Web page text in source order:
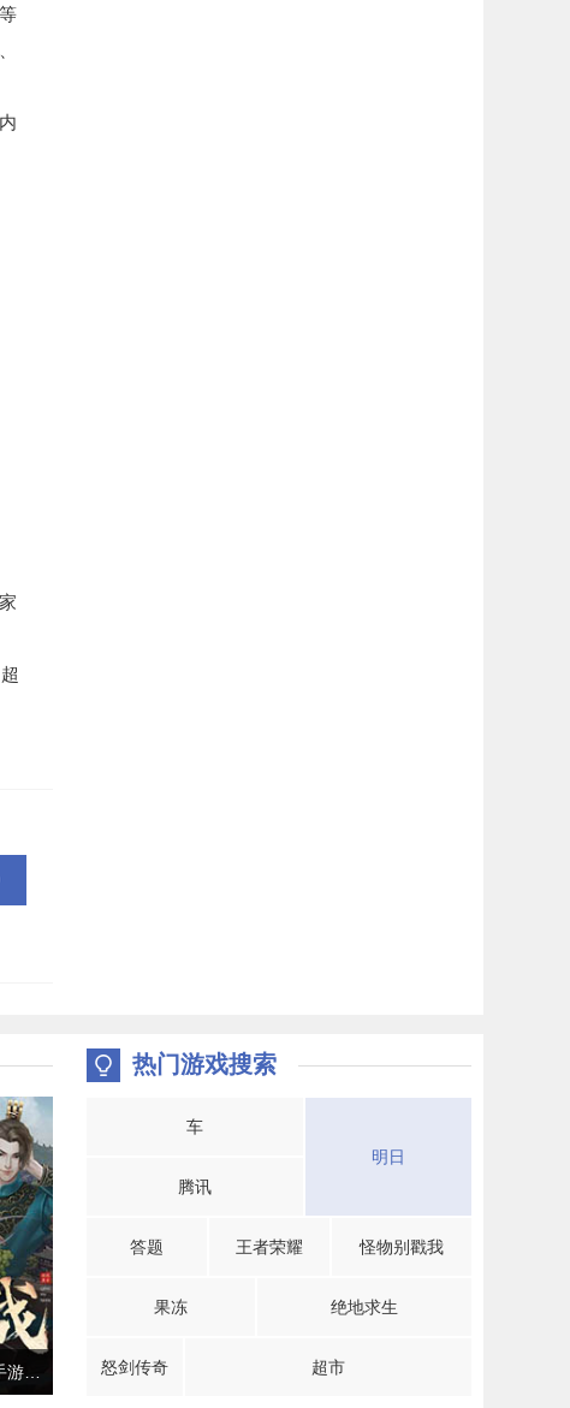
热门游戏搜索
车
腾讯
明日
答题 王者荣耀 怪物别戳我
果冻 绝地求生
怒剑传奇 超市